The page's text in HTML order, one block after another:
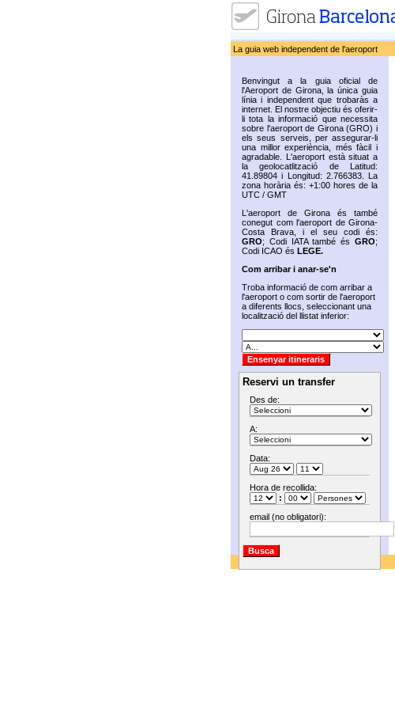
La guia web independent de l'aeroport
Benvingut a la guia oficial de
l'Aeroport de Girona, la única guia
línia i independent que trobaràs a
internet. El nostre objectiu és oferir-
li tota la informació que necessita
sobre l'aeroport de Girona (GRO) i
els seus serveis, per assegurar-li
una millor experiència, més fàcil i
agradable. L'aeroport està situat a
la geolocatlització de Latitud:
41.89804 i Longitud: 2.766383. La
zona horària és: +1:00 hores de la
UTC / GMT
L'aeroport de Girona és també
conegut com l'aeroport de Girona-
Costa Brava, i el seu codi és:
GRO; Codi IATA també és GRO;
Codi ICAO és LEGE.
Com arribar i anar-se'n
Troba informació de com arribar a
l'aeroport o com sortir de l'aeroport
a diferents llocs, seleccionant una
localització del llistat inferior:
Reservi un transfer
Des de:
A:
Data:
Hora de recollida:
:
email (no obligatori):